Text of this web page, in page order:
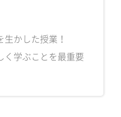
生かした授業！
く学ぶことを最重要